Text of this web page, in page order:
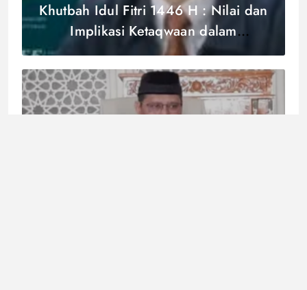
Khutbah Idul Fitri 1446 H : Nilai dan
Implikasi Ketaqwaan dalam
Membentuk Kesalehan Sosial